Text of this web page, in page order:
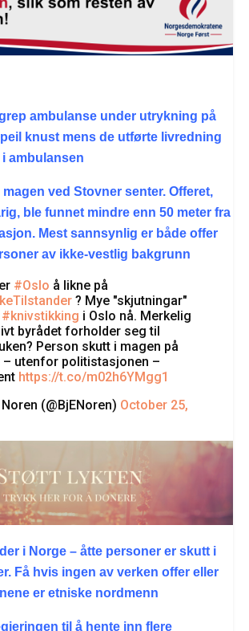
ambulanse under utrykning på
knust mens de utførte livredning
ambulansen
ved Stovner senter. Offeret,
ble funnet mindre enn 50 meter fra
Mest sannsynlig er både offer
av ikke-vestlig bakgrunn
#Oslo å likne på
? Mye "skjutningar"
#knivstikking i Oslo nå. Merkelig
byrådet forholder seg til
Person skutt i magen på
– utenfor politistasjonen –
https://t.co/m02h6YMgg1
(@BjENoren) October 25,
i Norge – åtte personer er skutt i
Få hvis ingen av verken offer eller
er etniske nordmenn
til å hente inn flere